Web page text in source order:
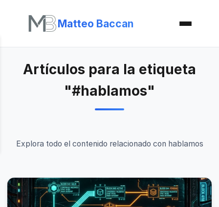
Matteo Baccan
Artículos para la etiqueta
"#hablamos"
Explora todo el contenido relacionado con hablamos